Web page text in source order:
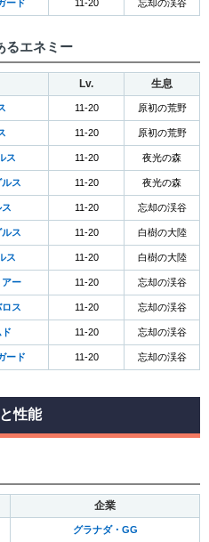
ード 11-20 忘却の渓谷
るエネミー
Lv. 生息
11-20 原初の荒野
11-20 原初の荒野
ス 11-20 夜光の森
ス 11-20 夜光の森
11-20 忘却の渓谷
ス 11-20 白樹の大陸
ス 11-20 白樹の大陸
ー 11-20 忘却の渓谷
ス 11-20 忘却の渓谷
11-20 忘却の渓谷
ード 11-20 忘却の渓谷
性能
企業
グラナダ・GG